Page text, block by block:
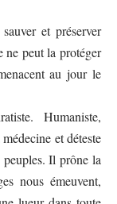
et préserver
ne peut la protéger
au jour le
Humaniste,
et déteste
Il prône la
nous émeuvent,